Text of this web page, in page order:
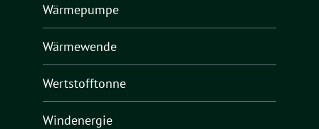
Wärmepumpe
Wärmewende
Wertstofftonne
Windenergie